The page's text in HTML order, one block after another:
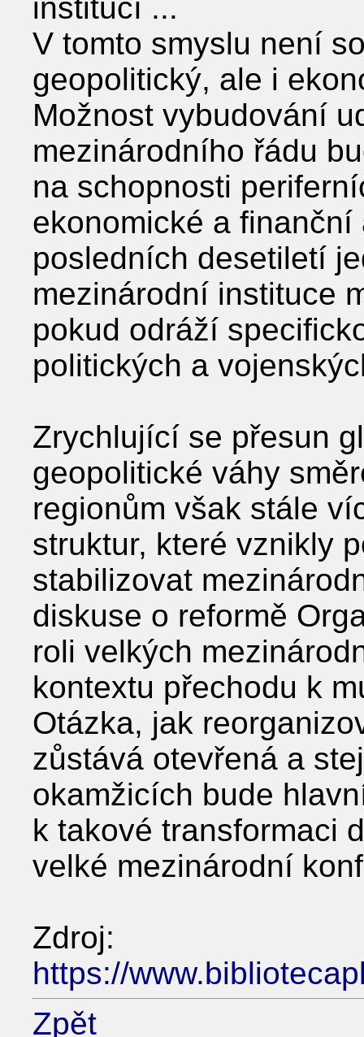
institucí ...
V tomto smyslu není
geopolitický, ale i
Možnost vybudování
mezinárodního řádu
na schopnosti
ekonomické a
posledních desetiletí
mezinárodní instituce
pokud odráží
politických a
Zrychlující se přesun
geopolitické váhy
regionům však stále
struktur, které vznikly
stabilizovat
diskuse o reformě
roli velkých
kontextu přechodu k
Otázka, jak
zůstává otevřená a
okamžicích bude
k takové transformaci
velké mezinárodní
Zdroj:
https://
Zpět